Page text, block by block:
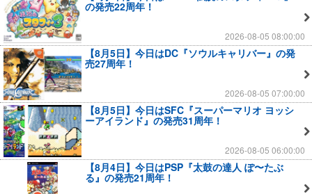
の発売22周年！
2026-08-05 08:00:00
【8月5日】今日はDC『ソウルキャリバー』の発
売27周年！
2026-08-05 07:00:00
【8月5日】今日はSFC『スーパーマリオ ヨッシ
ーアイランド』の発売31周年！
2026-08-05 06:00:00
【8月4日】今日はPSP『太鼓の達人 ぽ〜たぶ
る』の発売21周年！